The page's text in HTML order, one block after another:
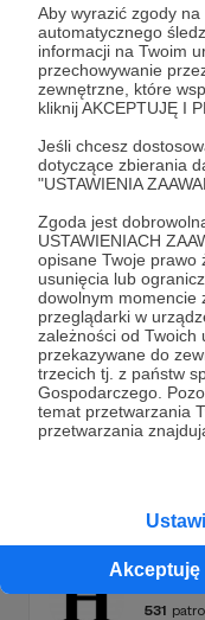
Aby wyrazić zgody
automatycznego
informacji na Twoim
przechowywanie
zewnętrzne, które
kliknij AKCEPTUJĘ I
Jeśli chcesz
dotyczące zbierania
"USTAWIENIA
Zgoda jest
USTAWIENIACH
opisane Twoje prawo
usunięcia lub
dowolnym momencie
przeglądarki w
zależności od Twoich
przekazywane do
trzecich tj. z państw
Gospodarczego.
temat przetwarzania
przetwarzania
Akceptuję
Dołącz
Wesprzyj
531